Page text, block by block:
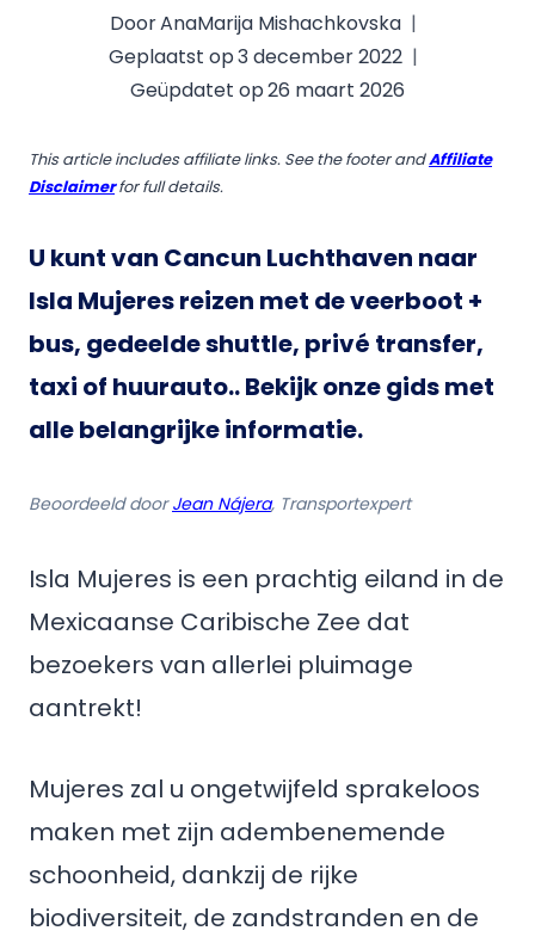
DoorAnaMarija Mishachkovska
Geplaatst op3 december 2022
Geüpdatet op26 maart 2026
This article includes affiliate links. See the footer andAffiliate
Disclaimerfor full details.
U kunt van Cancun Luchthaven naar
Isla Mujeres reizen met de veerboot +
bus, gedeelde shuttle, privé transfer,
taxi of huurauto.. Bekijk onze gids met
alle belangrijke informatie.
Beoordeeld doorJean Nájera, Transportexpert
Isla Mujeres is een prachtig eiland in de
Mexicaanse Caribische Zee dat
bezoekers van allerlei pluimage
aantrekt!
Mujeres zal u ongetwijfeld sprakeloos
maken met zijn adembenemende
schoonheid, dankzij de rijke
biodiversiteit, de zandstranden en de